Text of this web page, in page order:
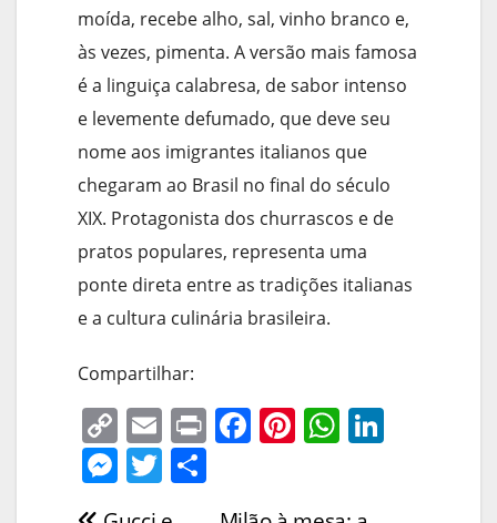
moída, recebe alho, sal, vinho branco e,
às vezes, pimenta. A versão mais famosa
é a linguiça calabresa, de sabor intenso
e levemente defumado, que deve seu
nome aos imigrantes italianos que
chegaram ao Brasil no final do século
XIX. Protagonista dos churrascos e de
pratos populares, representa uma
ponte direta entre as tradições italianas
e a cultura culinária brasileira.
Compartilhar:
C
o
p
E
m
ai
Pr F Pi W
M T
h